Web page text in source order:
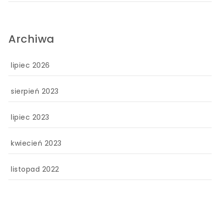
Archiwa
lipiec 2026
sierpień 2023
lipiec 2023
kwiecień 2023
listopad 2022